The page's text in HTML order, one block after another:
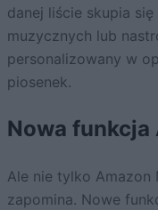
danej liście skupia
muzycznych lub
personalizowany w
piosenek.
Nowa
Ale nie tylko Amazon
zapomina. Nowe